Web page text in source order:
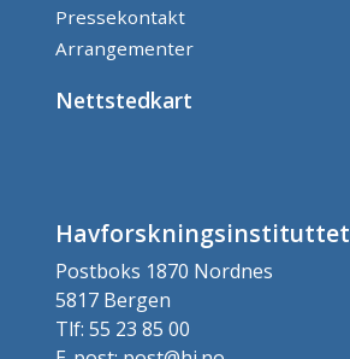
Pressekontakt
Arrangementer
Nettstedkart
Havforskningsinstituttet
Postboks 1870 Nordnes
5817 Bergen
Tlf: 55 23 85 00